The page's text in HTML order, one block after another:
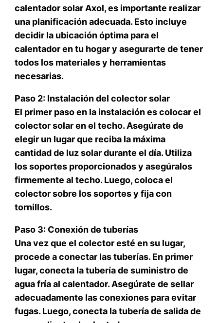
calentador solar Axol, es importante realizar
una planificación adecuada. Esto incluye
decidir la ubicación óptima para el
calentador en tu hogar y asegurarte de tener
todos los materiales y herramientas
necesarias.
Paso 2: Instalación del colector solar
El primer paso en la instalación es colocar el
colector solar en el techo. Asegúrate de
elegir un lugar que reciba la máxima
cantidad de luz solar durante el día. Utiliza
los soportes proporcionados y asegúralos
firmemente al techo. Luego, coloca el
colector sobre los soportes y fija con
tornillos.
Paso 3: Conexión de tuberías
Una vez que el colector esté en su lugar,
procede a conectar las tuberías. En primer
lugar, conecta la tubería de suministro de
agua fría al calentador. Asegúrate de sellar
adecuadamente las conexiones para evitar
fugas. Luego, conecta la tubería de salida de